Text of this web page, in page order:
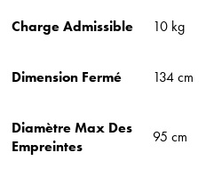
Charge Admissible 10 kg
Dimension Fermé 134 cm
Diamètre Max Des
Empreintes
95 cm